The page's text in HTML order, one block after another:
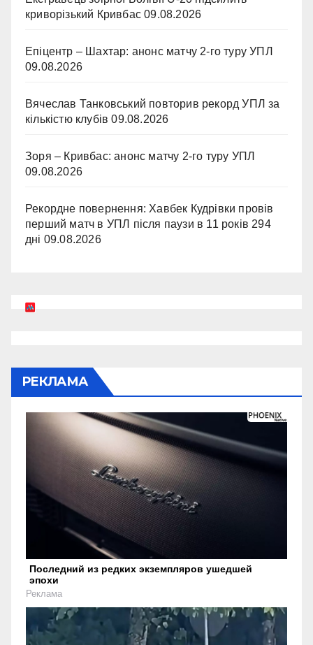
криворізький Кривбас 09.08.2026
Епіцентр – Шахтар: анонс матчу 2-го туру УПЛ
09.08.2026
Вячеслав Танковський повторив рекорд УПЛ за
кількістю клубів 09.08.2026
Зоря – Кривбас: анонс матчу 2-го туру УПЛ
09.08.2026
Рекордне повернення: Хавбек Кудрівки провів
перший матч в УПЛ після паузи в 11 років 294
дні 09.08.2026
РЕКЛАМА
Последний из редких экземпляров ушедшей
эпохи
Реклама